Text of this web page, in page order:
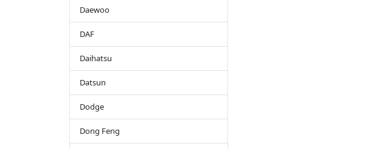
Daewoo
DAF
Daihatsu
Datsun
Dodge
Dong Feng